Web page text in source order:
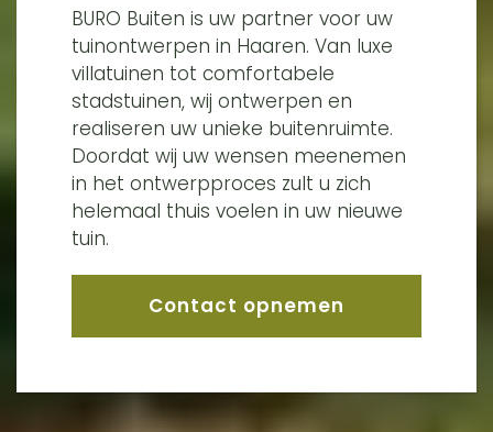
BURO Buiten is uw partner voor uw
tuinontwerpen in Haaren. Van luxe
villatuinen tot comfortabele
stadstuinen, wij ontwerpen en
realiseren uw unieke buitenruimte.
Doordat wij uw wensen meenemen
in het ontwerpproces zult u zich
helemaal thuis voelen in uw nieuwe
tuin.
Contact opnemen